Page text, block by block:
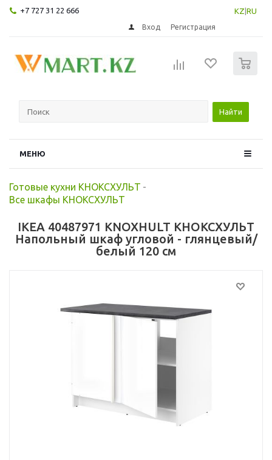
+7 727 31 22 666 KZ RU
Вход Регистрация
Найти
МЕНЮ
Готовые кухни КНОКСХУЛЬТ -
Все шкафы КНОКСХУЛЬТ
IKEA 40487971 KNOXHULT КНОКСХУЛЬТ
Напольный шкаф угловой - глянцевый/
белый 120 см